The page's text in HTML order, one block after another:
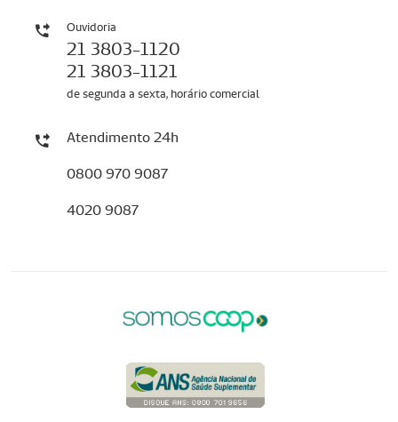
Ouvidoria
21 3803-1120
21 3803-1121
de segunda a sexta, horário comercial
Atendimento 24h
0800 970 9087
4020 9087